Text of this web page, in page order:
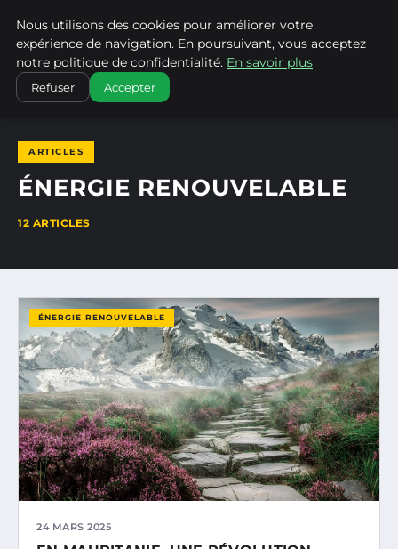
CLIMATECHANGENEBRASKA
ACCUEIL ÉNERGIE RENOUVELABLE
ARTICLES
ÉNERGIE RENOUVELABLE
12 ARTICLES
ÉNERGIE RENOUVELABLE
24 MARS 2025
Nous utilisons des cookies pour améliorer votre
expérience de navigation. En poursuivant, vous acceptez
notre politique de confidentialité. En savoir plus
Refuser Accepter